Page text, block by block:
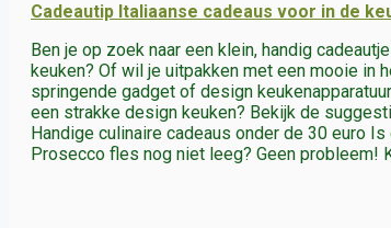
Cadeautip Italiaanse cadeaus voor in de
Ben je op zoek naar een klein, handig
keuken? Of wil je uitpakken met een mooie in
springende gadget of design
een strakke design keuken? Bekijk de
Handige culinaire cadeaus onder de 30 euro Is
Prosecco fles nog niet leeg? Geen probleem!